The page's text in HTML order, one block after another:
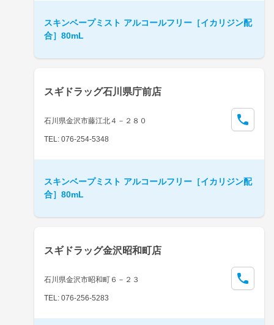
スキンベープミスト アルコールフリー［イカリジン配
合］80mL
スギドラッグ石川県庁前店
石川県金沢市藤江北４－２８０
TEL: 076-254-5348
スキンベープミスト アルコールフリー［イカリジン配
合］80mL
スギドラッグ金沢昭和町店
石川県金沢市昭和町６－２３
TEL: 076-256-5283